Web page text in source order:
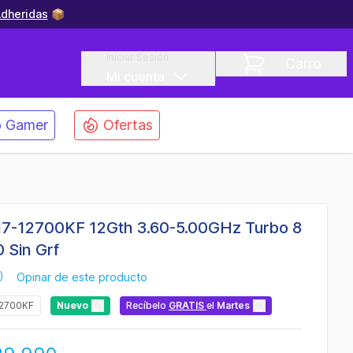
📦
Gamer Ofertas
12700KF 12Gth 3.60-5.00GHz Turbo 8
Sin Grf
Opinar de este producto
Nuevo Recíbelo GRATIS el Martes